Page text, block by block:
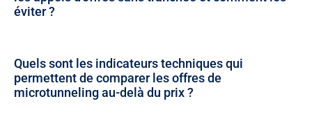
éviter ?
Quels sont les indicateurs techniques qui
permettent de comparer les offres de
microtunneling au-delà du prix ?